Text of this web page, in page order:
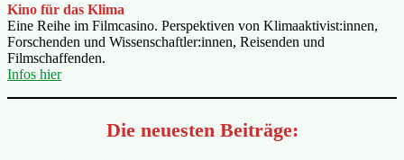
Kino für das Klima
Eine Reihe im Filmcasino. Perspektiven von Klimaaktivist:innen,
Forschenden und Wissenschaftler:innen, Reisenden und
Filmschaffenden.
Infos hier
Die neuesten Beiträge: